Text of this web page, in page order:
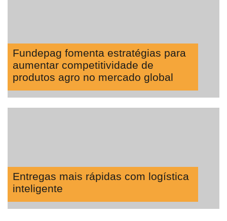
Fundepag fomenta estratégias para
aumentar competitividade de
produtos agro no mercado global
Entregas mais rápidas com logística
inteligente